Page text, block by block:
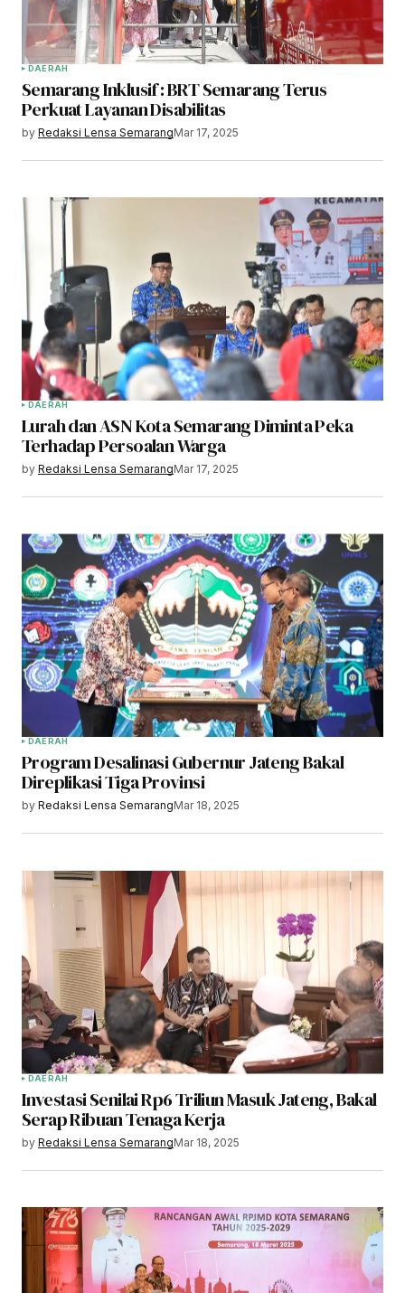
DAERAH
Semarang Inklusif : BRT Semarang Terus
Perkuat Layanan Disabilitas
by Redaksi Lensa SemarangMar 17, 2025
DAERAH
Lurah dan ASN Kota Semarang Diminta Peka
Terhadap Persoalan Warga
by Redaksi Lensa SemarangMar 17, 2025
DAERAH
Program Desalinasi Gubernur Jateng Bakal
Direplikasi Tiga Provinsi
by Redaksi Lensa SemarangMar 18, 2025
DAERAH
Investasi Senilai Rp6 Triliun Masuk Jateng, Bakal
Serap Ribuan Tenaga Kerja
by Redaksi Lensa SemarangMar 18, 2025